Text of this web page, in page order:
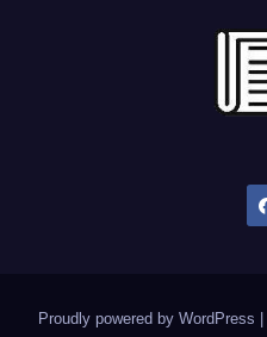
Proudly powered by WordPress